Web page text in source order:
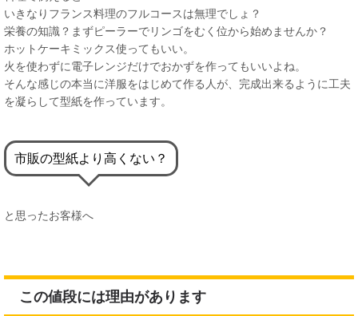
いきなりフランス料理のフルコースは無理でしょ？
栄養の知識？まずピーラーでリンゴをむく位から始めませんか？
ホットケーキミックス使ってもいい。
火を使わずに電子レンジだけでおかずを作ってもいいよね。
そんな感じの本当に洋服をはじめて作る人が、完成出来るように工夫
を凝らして型紙を作っています。
市販の型紙より高くない？
と思ったお客様へ
この値段には理由があります